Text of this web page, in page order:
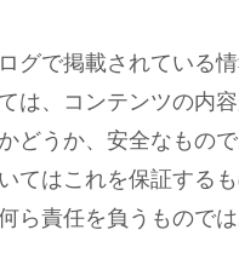
グで掲載されている
は、コンテンツの内
どうか、安全なもの
てはこれを保証する
ら責任を負うものでは